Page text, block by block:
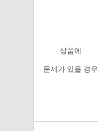
상품에
문제가 있을 경우